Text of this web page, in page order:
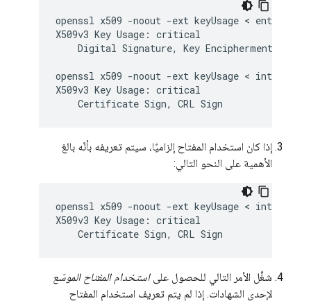
openssl x509 -noout -ext keyUsage < entity.pem
X509v3 Key Usage: critical
    Digital Signature, Key Encipherment
openssl x509 -noout -ext keyUsage <
X509v3 Key Usage: critical
    Certificate Sign, CRL Sign
إذا كان استخدام المفتاح إلزاميًا، سيتم تعريفه بأنّه بالغ
الأهمية على النحو التالي:
openssl x509 -noout -ext keyUsage <
X509v3 Key Usage: critical
    Certificate Sign, CRL Sign
شغِّل الأمر التالي للحصول علىاستخدام المفتاح الموسّع
لإحدى الشهادات. إذا لم يتم تعريف استخدام المفتاح